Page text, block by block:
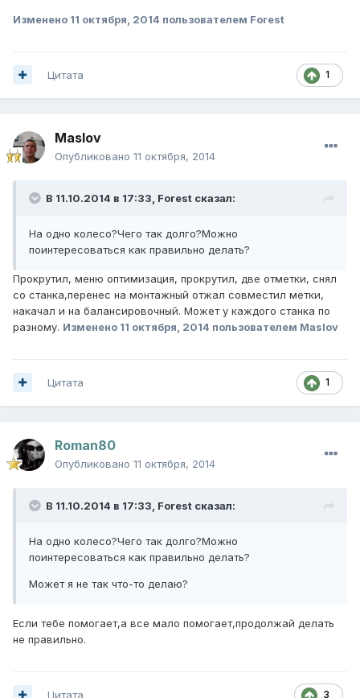
Изменено 11 октября, 2014 пользователем Forest
1
Цитата
Maslov
Опубликовано 11 октября, 2014
В 11.10.2014 в 17:33, Forest сказал:
На одно колесо?Чего так долго?Можно
поинтересоваться как правильно делать?
Прокрутил, меню оптимизация, прокрутил, две отметки, снял
со станка,перенес на монтажный отжал совместил метки,
накачал и на балансировочный. Может у каждого станка по
разному. Изменено 11 октября, 2014 пользователем Maslov
1
Цитата
Roman80
Опубликовано 11 октября, 2014
В 11.10.2014 в 17:33, Forest сказал:
На одно колесо?Чего так долго?Можно
поинтересоваться как правильно делать?
Может я не так что-то делаю?
Если тебе помогает,а все мало помогает,продолжай делать
не правильно.
3
Цитата